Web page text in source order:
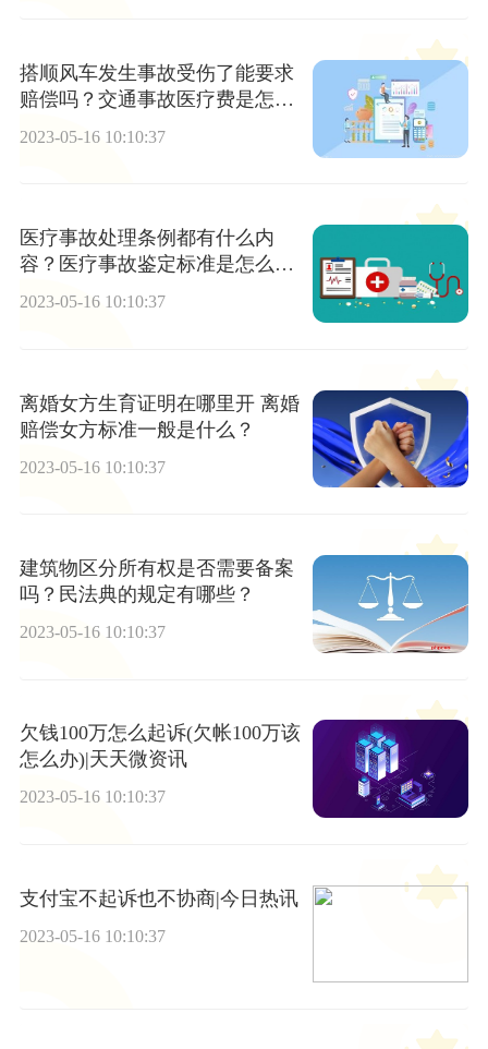
搭顺风车发生事故受伤了能要求
赔偿吗？交通事故医疗费是怎么
2023-05-16 10:10:37
医疗事故处理条例都有什么内
容？医疗事故鉴定标准是怎么样
的？
2023-05-16 10:10:37
离婚女方生育证明在哪里开 离婚
赔偿女方标准一般是什么？
2023-05-16 10:10:37
建筑物区分所有权是否需要备案
吗？民法典的规定有哪些？
2023-05-16 10:10:37
欠钱100万怎么起诉(欠帐100万该
怎么办)|天天微资讯
2023-05-16 10:10:37
支付宝不起诉也不协商|今日热讯
2023-05-16 10:10:37